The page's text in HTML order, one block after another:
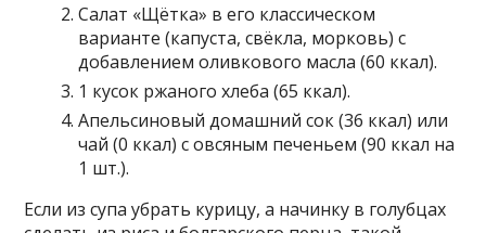
Салат «Щётка» в его классическом
варианте (капуста, свёкла, морковь) с
добавлением оливкового масла (60 ккал).
1 кусок ржаного хлеба (65 ккал).
Апельсиновый домашний сок (36 ккал) или
чай (0 ккал) с овсяным печеньем (90 ккал на
1 шт.).
Если из супа убрать курицу, а начинку в голубцах